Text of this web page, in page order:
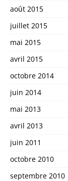
août 2015
juillet 2015
mai 2015
avril 2015
octobre 2014
juin 2014
mai 2013
avril 2013
juin 2011
octobre 2010
septembre 2010